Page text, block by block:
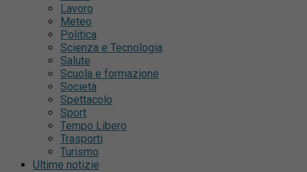
Lavoro
Meteo
Politica
Scienza e Tecnologia
Salute
Scuola e formazione
Società
Spettacolo
Sport
Tempo Libero
Trasporti
Turismo
Ultime notizie